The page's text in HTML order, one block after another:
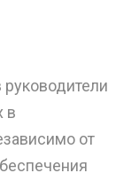
руководители
в
от